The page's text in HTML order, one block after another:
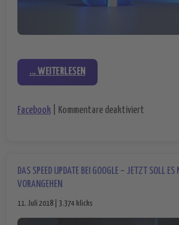
... WEITERLESEN
Facebook Kommentare deaktiviert
DAS SPEED UPDATE BEI GOOGLE – JETZT SOLL ES
VORANGEHEN
11. Juli 2018 | 3.374 klicks